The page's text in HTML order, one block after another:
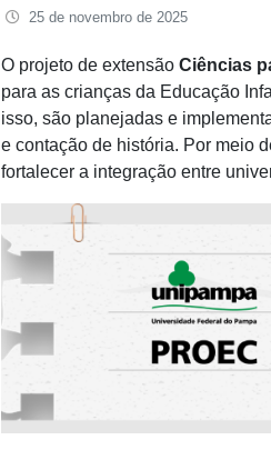
25 de novembro de 2025
O projeto de extensão Ciências
para as crianças da Educação
isso, são planejadas e
e contação de história. Por meio
fortalecer a integração entre